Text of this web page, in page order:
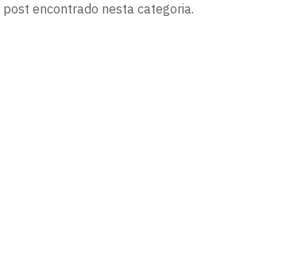
post encontrado nesta categoria.